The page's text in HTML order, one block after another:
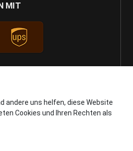
MIT
andere uns helfen, diese Website
Cookies und Ihren Rechten als